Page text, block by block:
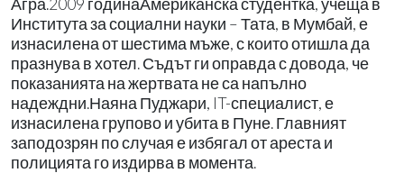
Института за социални науки – Тата, в Мумбай, е
изнасилена от шестима мъже, с които отишла да
празнува в хотел. Съдът ги оправда с довода, че
показанията на жертвата не са напълно
надеждни.Наяна Пуджари, IT-специалист, е
изнасилена групово и убита в Пуне. Главният
заподозрян по случая е избягал от ареста и
полицията го издирва в момента.